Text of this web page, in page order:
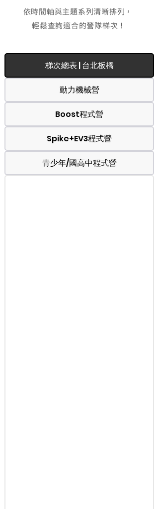
依時間軸與主題系列清晰排列，
輕鬆查詢適合的營隊梯次！
梯次總表 | 台北板橋
動力機械營
Boost程式營
Spike+EV3程式營
青少年/國高中程式營